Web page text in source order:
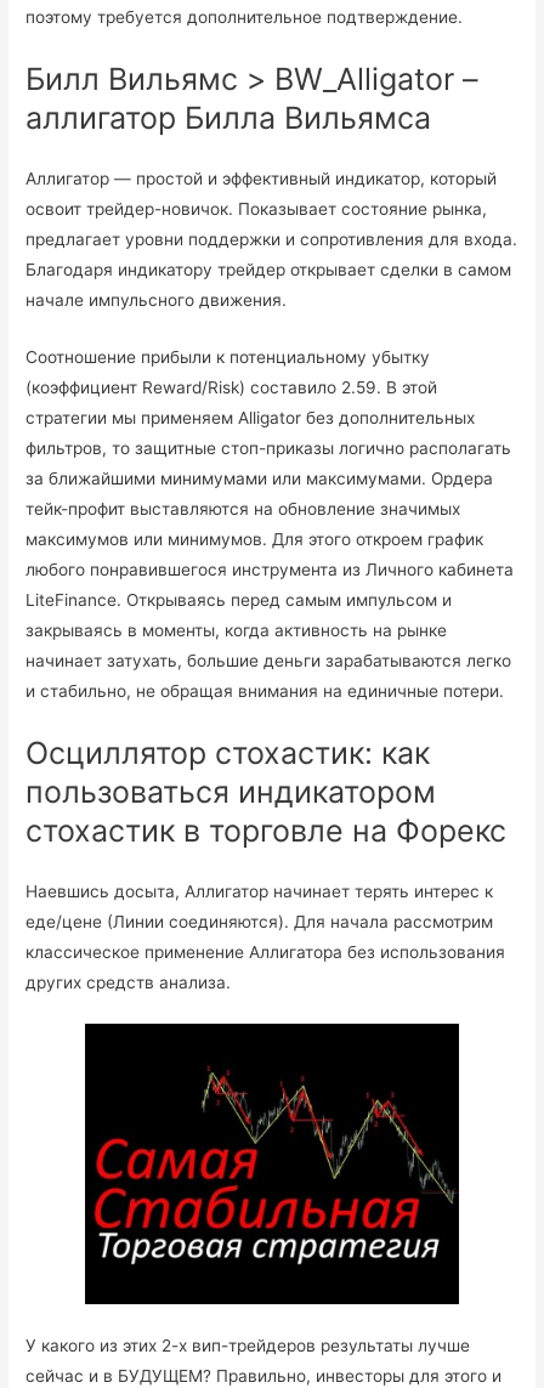
поэтому требуется дополнительное подтверждение.
Билл Вильямс > BW_Alligator –
аллигатор Билла Вильямса
Аллигатор — простой и эффективный индикатор, который
освоит трейдер-новичок. Показывает состояние рынка,
предлагает уровни поддержки и сопротивления для входа.
Благодаря индикатору трейдер открывает сделки в самом
начале импульсного движения.
Соотношение прибыли к потенциальному убытку
(коэффициент Reward/Risk) составило 2.59. В этой
стратегии мы применяем Alligator без дополнительных
фильтров, то защитные стоп-приказы логично располагать
за ближайшими минимумами или максимумами. Ордера
тейк-профит выставляются на обновление значимых
максимумов или минимумов. Для этого откроем график
любого понравившегося инструмента из Личного кабинета
LiteFinance. Открываясь перед самым импульсом и
закрываясь в моменты, когда активность на рынке
начинает затухать, большие деньги зарабатываются легко
и стабильно, не обращая внимания на единичные потери.
Осциллятор стохастик: как
пользоваться индикатором
стохастик в торговле на Форекс
Наевшись досыта, Аллигатор начинает терять интерес к
еде/цене (Линии соединяются). Для начала рассмотрим
классическое применение Аллигатора без использования
других средств анализа.
У какого из этих 2-х вип-трейдеров результаты лучше
сейчас и в БУДУЩЕМ? Правильно, инвесторы для этого и